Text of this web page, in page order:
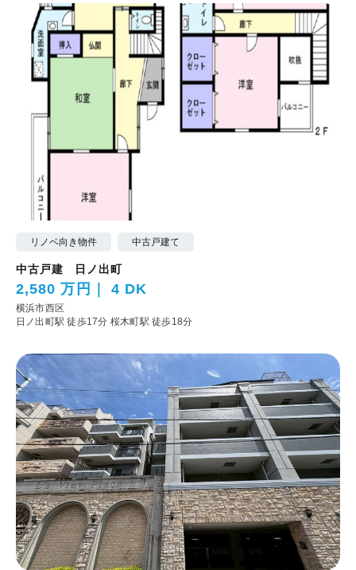
リノベ向き物件 中古戸建て
中古戸建 日ノ出町
2,580 万円 4 DK
横浜市西区
日ノ出町駅 徒歩17分 桜木町駅 徒歩18分